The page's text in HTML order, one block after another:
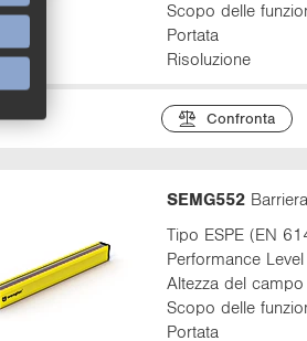
Scopo delle
Portata
Risoluzione
Confronta
SEMG552
Tipo ESPE (EN
Performance
Altezza del
Scopo delle
Portata